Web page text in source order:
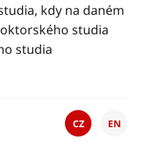
kdy na daném
studia
studia
CZ EN